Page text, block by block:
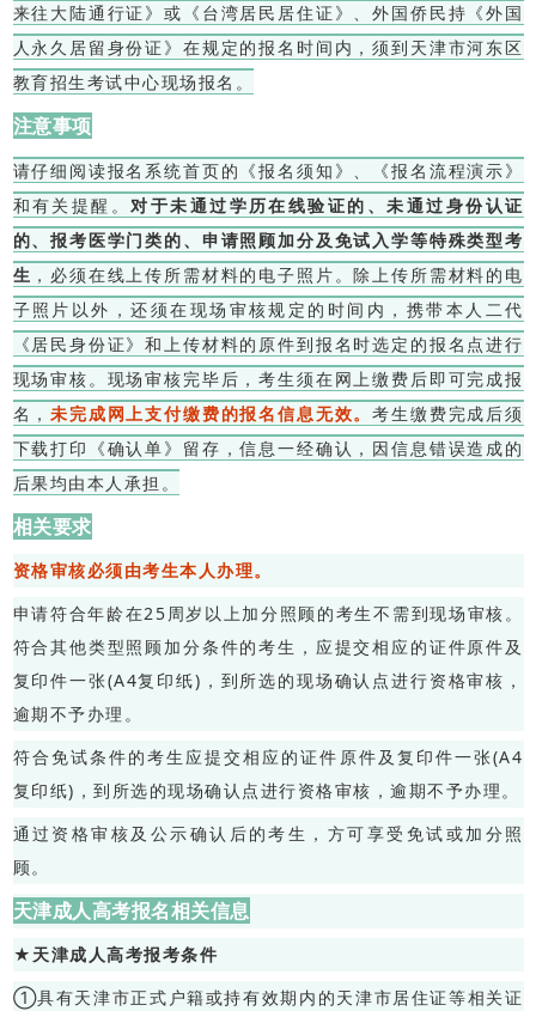
来往大陆通行证》或《台湾居民居住证》、外国侨民持《外国
人永久居留身份证》在规定的报名时间内，须到天津市河东区
教育招生考试中心现场报名。
注意事项
请仔细阅读报名系统首页的《报名须知》、《报名流程演示》
和有关提醒。对于未通过学历在线验证的、未通过身份认证
的、报考医学门类的、申请照顾加分及免试入学等特殊类型考
生 ，必须在线上传所需材料的电子照片。除上传所需材料的电
子照片以外，还须在现场审核规定的时间内，携带本人二代
《居民身份证》和上传材料的原件到报名时选定的报名点进行
现场审核。现场审核完毕后，考生须在网上缴费后即可完成报
名，未完成网上支付缴费的报名信息无效。考生缴费完成后须
下载打印《确认单》留存，信息一经确认，因信息错误造成的
后果均由本人承担。
相关要求
资格审核必须由考生本人办理。
申请符合年龄在25周岁以上加分照顾的考生不需到现场审核。
符合其他类型照顾加分条件的考生，应提交相应的证件原件及
复印件一张(A4复印纸)，到所选的现场确认点进行资格审核，
逾期不予办理。
符合免试条件的考生应提交相应的证件原件及复印件一张(A4
复印纸)，到所选的现场确认点进行资格审核，逾期不予办理。
通过资格审核及公示确认后的考生，方可享受免试或加分照
顾。
天津成人高考报名相关信息
★天津成人高考报考条件
①具有天津市正式户籍或持有效期内的天津市居住证等相关证